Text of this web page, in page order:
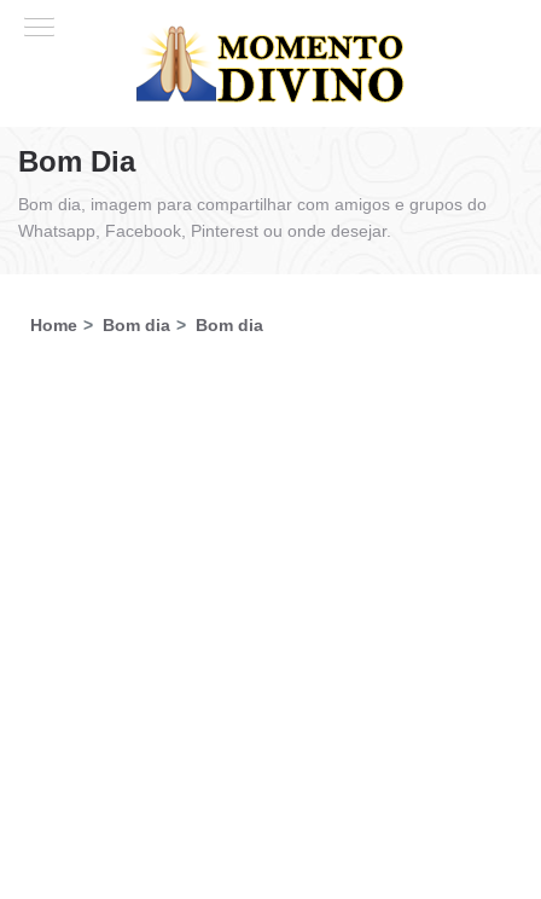
Bom Dia
Bom dia, imagem para compartilhar com amigos e grupos do
Whatsapp, Facebook, Pinterest ou onde desejar.
Home Bom dia Bom dia